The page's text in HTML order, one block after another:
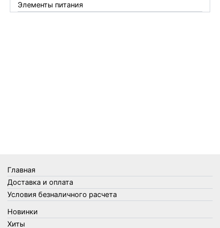
Элементы питания
Главная
Доставка и оплата
Условия безналичного расчета
Новинки
Хиты